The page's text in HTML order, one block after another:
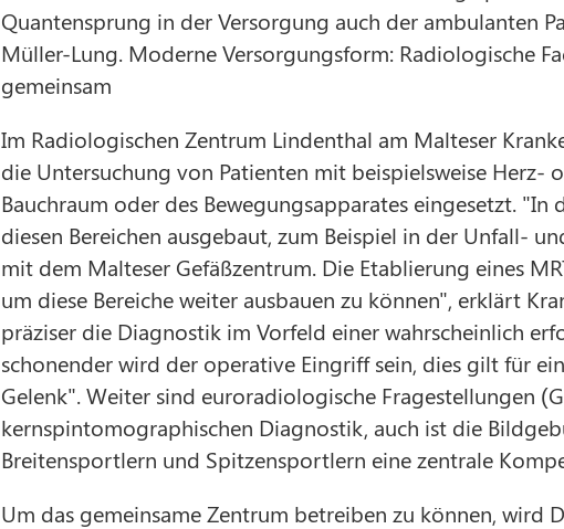
Quantensprung in der Versorgung auch der ambulanten
Müller-Lung. Moderne Versorgungsform: Radiologische
gemeinsam
Im Radiologischen Zentrum Lindenthal am Malteser
die Untersuchung von Patienten mit beispielsweise Herz-
Bauchraum oder des Bewegungsapparates eingesetzt.
diesen Bereichen ausgebaut, zum Beispiel in der Unfall-
mit dem Malteser Gefäßzentrum. Die Etablierung eines
um diese Bereiche weiter ausbauen zu können", erklärt
präziser die Diagnostik im Vorfeld einer wahrscheinlich
schonender wird der operative Eingriff sein, dies gilt für
Gelenk". Weiter sind euroradiologische Fragestellungen
kernspintomographischen Diagnostik, auch ist die
Breitensportlern und Spitzensportlern eine zentrale
Um das gemeinsame Zentrum betreiben zu können, wird